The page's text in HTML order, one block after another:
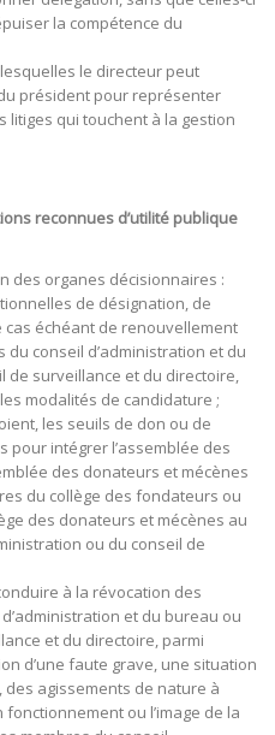
la compétence du
le directeur peut
président pour représenter
litiges qui touchent à la gestion
reconnues d’utilité publique
des organes décisionnaires :
de désignation, de
échéant de renouvellement
du conseil d’administration et du
de surveillance et du directoire,
modalités de candidature ;
les seuils de don ou de
pour intégrer l’assemblée des
des donateurs et mécènes
du collège des fondateurs ou
des donateurs et mécènes au
ou du conseil de
à la révocation des
et du bureau ou
et du directoire, parmi
d’une faute grave, une situation
des agissements de nature à
ou l’image de la